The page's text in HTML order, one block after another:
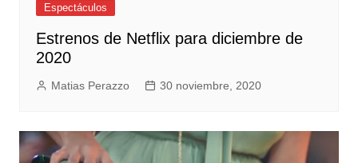
Espectáculos
Estrenos de Netflix para diciembre de
2020
Matias Perazzo 30 noviembre, 2020